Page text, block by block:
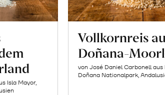
Isla Mayor,
Vollkornreis
Doñana-
von José Daniel Carbonell aus
Doñana Nationalpark,